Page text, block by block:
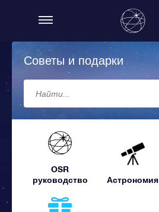
Советы и подарки
OSR
руководство
Астрономия